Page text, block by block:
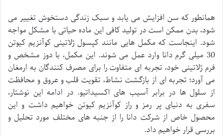
همانطور که سن افزایش می یابد و سبک زندگی دستخوش تغییر می
شود، بدن ممکن است در تولید کافی این ماده حیاتی با مشکل مواجه
شود. اینجاست که مکمل هایی مانند کپسول ژلاتینی کوآنزیم کیوتن
30 میلی گرم دانا وارد عمل می شوند. این مکمل، با دوز مشخص و
فرم ژلاتینی خود، تجربه ای متفاوت را برای مصرف کنندگان به ارمغان
می آورد؛ تجربه ای از بازگشت نشاط، تقویت قلب و عروق و محافظت
از سلول ها در برابر آسیب های اکسیداتیو. در ادامه این نوشتار،
سفری به دنیای پر رمز و راز کوآنزیم کیوتن خواهیم داشت و این
محصول خاص از شرکت دانا را از جنبه های مختلف مورد تحلیل و
بررسی قرار خواهیم داد.